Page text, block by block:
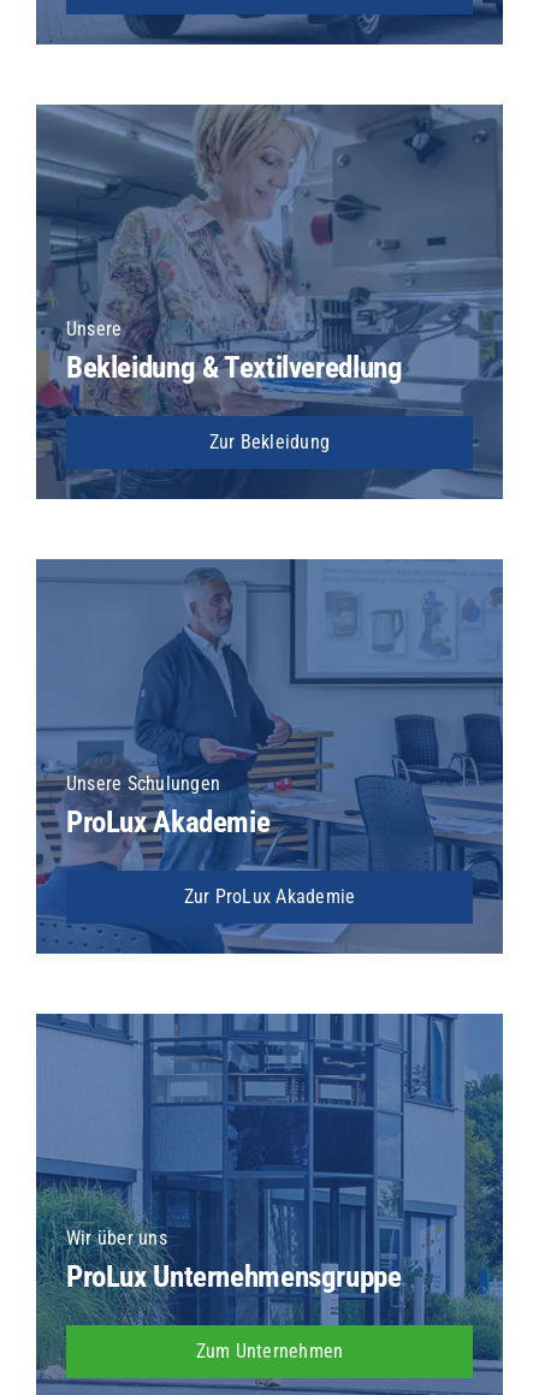
Unsere
Bekleidung & Textilveredlung
Zur Bekleidung
Unsere Schulungen
ProLux Akademie
Zur ProLux Akademie
Wir über uns
ProLux Unternehmensgruppe
Zum Unternehmen